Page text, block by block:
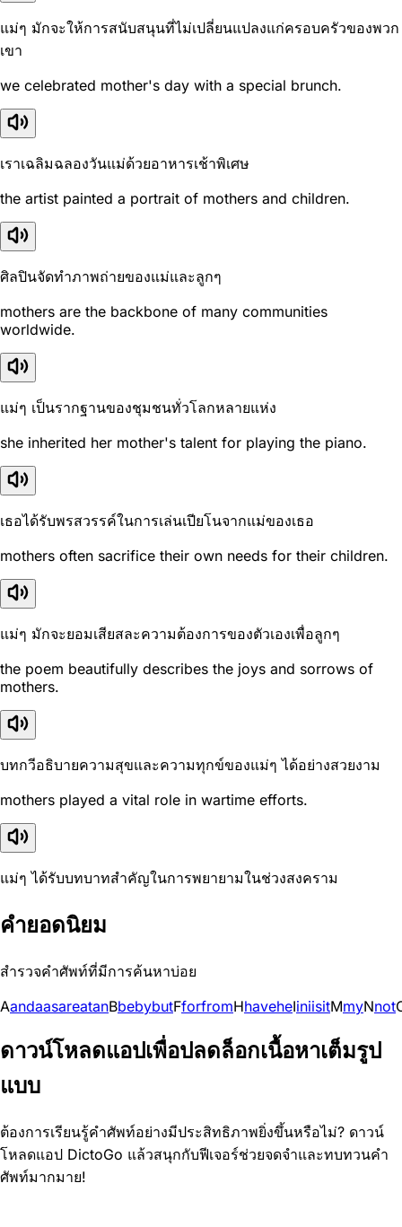
แม่ๆ มักจะให้การสนับสนุนที่ไม่เปลี่ยนแปลงแก่ครอบครัวของพวก
เขา
we celebrated mother's day with a special brunch.
เราเฉลิมฉลองวันแม่ด้วยอาหารเช้าพิเศษ
the artist painted a portrait of mothers and children.
ศิลปินจัดทำภาพถ่ายของแม่และลูกๆ
mothers are the backbone of many communities
worldwide.
แม่ๆ เป็นรากฐานของชุมชนทั่วโลกหลายแห่ง
she inherited her mother's talent for playing the piano.
เธอได้รับพรสวรรค์ในการเล่นเปียโนจากแม่ของเธอ
mothers often sacrifice their own needs for their children.
แม่ๆ มักจะยอมเสียสละความต้องการของตัวเองเพื่อลูกๆ
the poem beautifully describes the joys and sorrows of
mothers.
บทกวีอธิบายความสุขและความทุกข์ของแม่ๆ ได้อย่างสวยงาม
mothers played a vital role in wartime efforts.
แม่ๆ ได้รับบทบาทสำคัญในการพยายามในช่วงสงคราม
คำยอดนิยม
สำรวจคำศัพท์ที่มีการค้นหาบ่อย
AandaasareatanBbebybutFforfromHhaveheIiniisitMmyNnot
ดาวน์โหลดแอปเพื่อปลดล็อกเนื้อหาเต็มรูป
แบบ
ต้องการเรียนรู้คำศัพท์อย่างมีประสิทธิภาพยิ่งขึ้นหรือไม่? ดาวน์
โหลดแอป DictoGo แล้วสนุกกับฟีเจอร์ช่วยจดจำและทบทวนคำ
ศัพท์มากมาย!